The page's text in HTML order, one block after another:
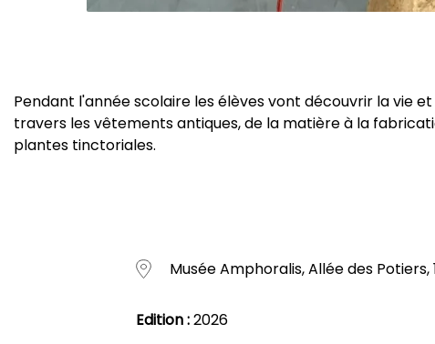
Pendant l'année scolaire les élèves vont découvrir la vie
travers les vêtements antiques, de la matière à la
plantes tinctoriales.
Musée Amphoralis, Allée des Potiers,
Edition :2026